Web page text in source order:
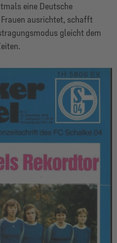
eine Deutsche
ausrichtet, schafft
gleicht dem